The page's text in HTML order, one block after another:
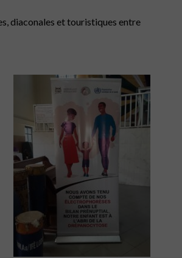
diaconales et touristiques entre